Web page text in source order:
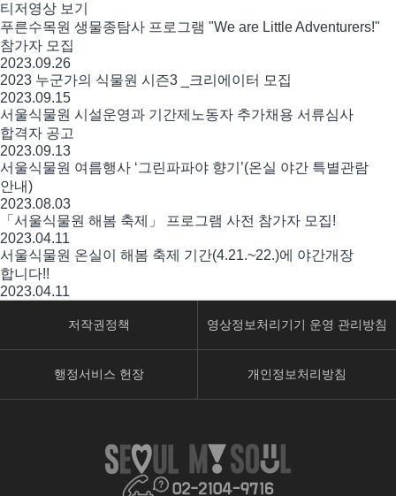
티저영상 보기
푸른수목원 생물종탐사 프로그램 "We are Little Adventurers!"
참가자 모집
2023.09.26
2023 누군가의 식물원 시즌3 _크리에이터 모집
2023.09.15
서울식물원 시설운영과 기간제노동자 추가채용 서류심사
합격자 공고
2023.09.13
서울식물원 여름행사 ‘그린파파야 향기’(온실 야간 특별관람
안내)
2023.08.03
「서울식물원 해봄 축제」 프로그램 사전 참가자 모집!
2023.04.11
서울식물원 온실이 해봄 축제 기간(4.21.~22.)에 야간개장
합니다!!
2023.04.11
저작권정책 영상정보처리기기 운영 관리방침
행정서비스 헌장 개인정보처리방침
이
스
북
튜
브
페
스
타
페